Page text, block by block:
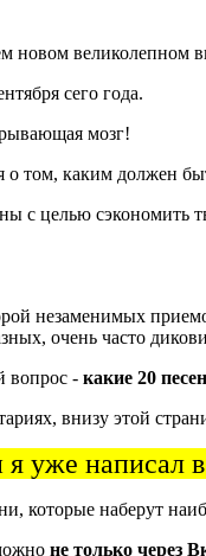
новом великолепном
сего года.
мозг!
том, каким должен
с целью сэкономить
незаменимых
очень часто
вопрос - какие 20
внизу этой
уже написал
которые наберут
не только через